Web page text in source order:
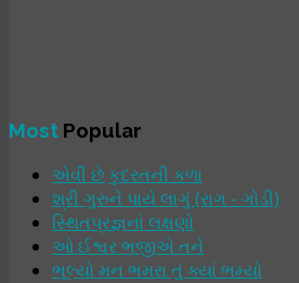
Most Popular
એવી છે કુદરતની કળા
શ્રી ગુરુને પાયે લાગું (રાગ - ગોડી)
સ્થિતપ્રજ્ઞનાં લક્ષણો
ઓ ઈશ્વર ભજીએ તને
ભૂલ્યો મન ભમરા તું ક્યાં ભમ્યો